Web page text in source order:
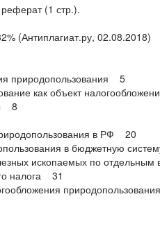
реферат (1 стр.).
(Антиплагиат.ру, 02.08.2018)
природопользования 5
как объект
8
в РФ 20
в бюджетную
ископаемых по
налога 31